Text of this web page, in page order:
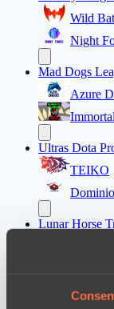
Wild
Night
Mad Dogs
Azure
Ultras Dota
TEIKO
Lunar Horse
Destiny